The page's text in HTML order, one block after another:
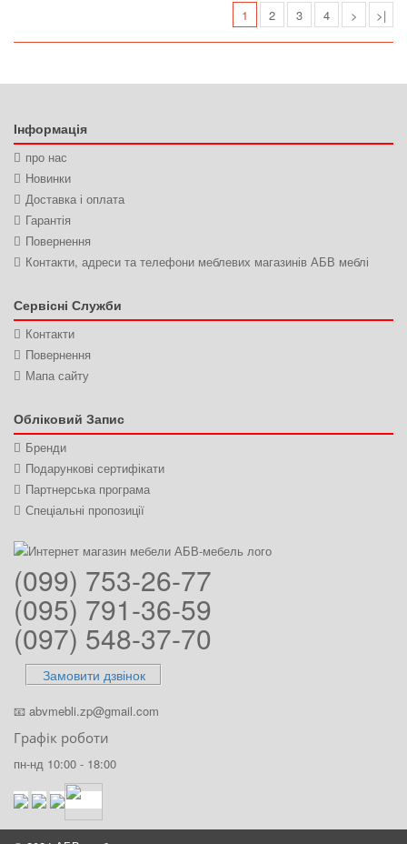
1
2 3 4 > >|
Інформація
про нас
Новинки
Доставка і оплата
Гарантія
Повернення
Контакти, адреси та телефони меблевих магазинів АБВ меблі
Сервісні Служби
Контакти
Повернення
Мапа сайту
Обліковий Запис
Бренди
Подарункові сертифікати
Партнерська програма
Спеціальні пропозиції
(099) 753-26-77
(095) 791-36-59
(097) 548-37-70
Замовити дзвінок
📧 abvmebli.zp@gmail.com
Графік роботи
пн-нд 10:00 - 18:00